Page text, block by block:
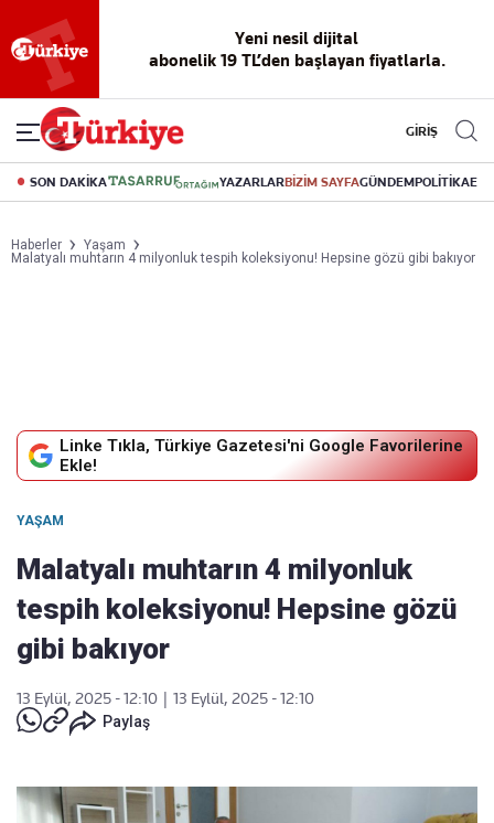
okuma
deneyimi
dijital arşiv
Akıllı haber
asistanı
Eski gazeteleri
indirme
canlı soru
cevap
GİRİŞ
SON DAKİKA YAZARLARBİZİM SAYFAGÜNDEMPOLİTİKA
Haberler
Yaşam
Malatyalı muhtarın 4 milyonluk tespih koleksiyonu! Hepsine gözü gibi bakıyor
Linke Tıkla, Türkiye Gazetesi'ni Google Favorilerine
Ekle!
YAŞAM
Malatyalı muhtarın 4 milyonluk
tespih koleksiyonu! Hepsine gözü
gibi bakıyor
13 Eylül, 2025 - 12:10
13 Eylül, 2025 - 12:10
Paylaş